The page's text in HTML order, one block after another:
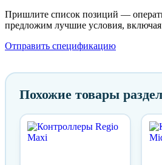
Пришлите список позиций —
предложим лучшие условия,
Отправить спецификацию
Похожие товары